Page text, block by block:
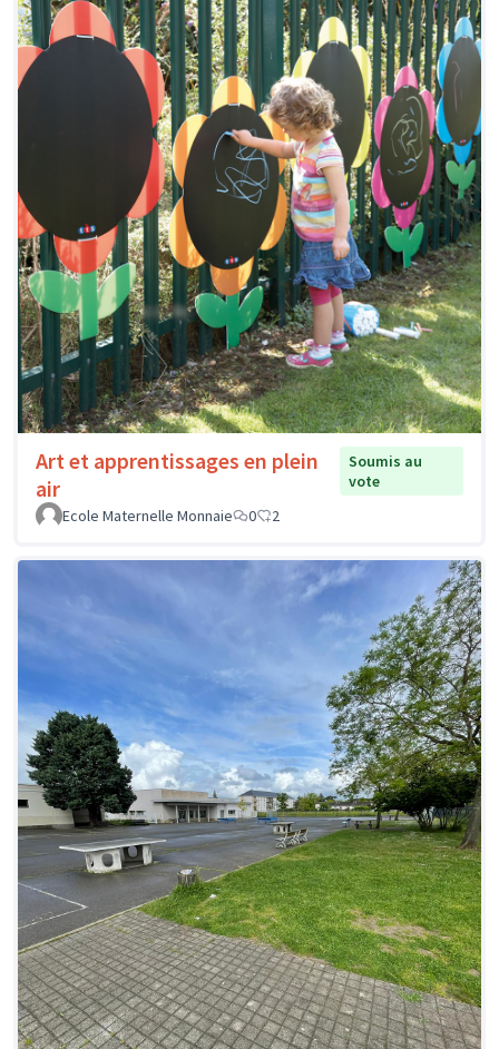
Art et apprentissages en plein
air
Soumis au
vote
Ecole Maternelle Monnaie
0 2